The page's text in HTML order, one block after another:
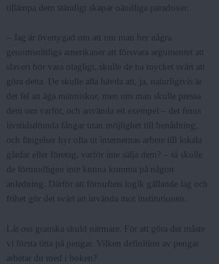
tillämpa dem ständigt skapar oändliga paradoxer.
– Jag är övertygad om att om man ber några
genomsnittliga amerikaner att försvara argumentet att
slaveri bör vara olagligt, skulle de ha mycket svårt att
göra detta. De skulle alla hävda att, ja, naturligtvis är
det fel att äga människor, men om man skulle pressa
dem om varför, och använda ett exempel – det finns
livstidsdömda fångar utan möjlighet till benådning,
och fängelser hyr ofta ut internernas arbete till lokala
gårdar eller företag, varför inte sälja dem? – så skulle
de förmodligen inte kunna komma på någon
anledning. Därför att förnuftets logik gällande lag och
frihet gör det svårt att invända mot institutionen.
Låt oss granska skuld närmare. För att göra det måste
vi första titta på pengar. Vilken definition av pengar
arbetar du med i boken?